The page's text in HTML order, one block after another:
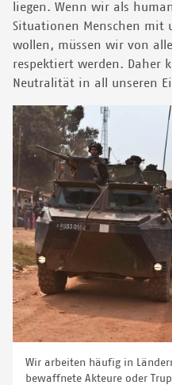
liegen. Wenn wir als
Situationen Menschen mit
wollen, müssen wir von
respektiert werden. Daher
Neutralität in all unseren
Wir arbeiten häufig in
bewaffnete Akteure oder